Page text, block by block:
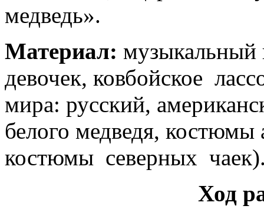
медведь».
Материал: музыкальный
девочек, ковбойское
мира: русский,
белого медведя,
костюмы северных
Ход